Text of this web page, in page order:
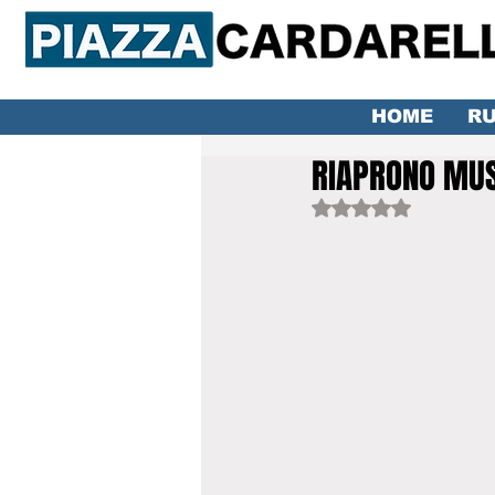
HOME
RIAPRONO
Valutazione NaN